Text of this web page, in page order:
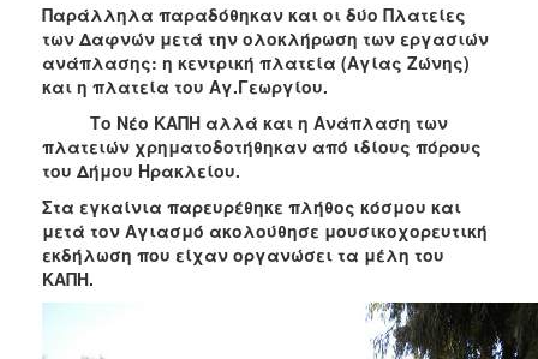
Παράλληλα παραδόθηκαν και οι δύο Πλατείες
των Δαφνών μετά την ολοκλήρωση των εργασιών
ανάπλασης: η κεντρική πλατεία (Αγίας Ζώνης)
και η πλατεία του Αγ.Γεωργίου.
Το Νέο ΚΑΠΗ αλλά και η Ανάπλαση των
πλατειών χρηματοδοτήθηκαν από ιδίους πόρους
του Δήμου Ηρακλείου.
Στα εγκαίνια παρευρέθηκε πλήθος κόσμου και
μετά τον Αγιασμό ακολούθησε μουσικοχορευτική
εκδήλωση που είχαν οργανώσει τα μέλη του
ΚΑΠΗ.